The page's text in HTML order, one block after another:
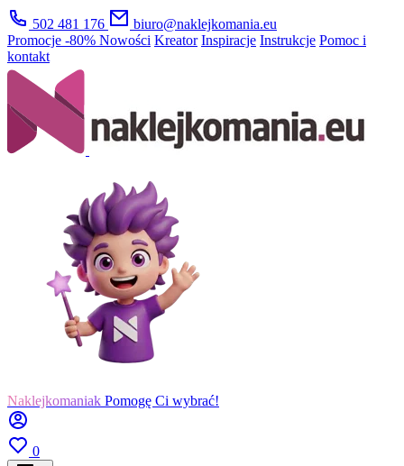
502 481 176
biuro@naklejkomania.eu
Promocje -80% Nowości Kreator Inspiracje Instrukcje Pomoc i
kontakt
Naklejkomaniak Pomogę Ci wybrać!
0